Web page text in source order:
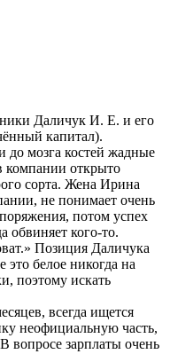
Даличук И. Е. и его
капитал).
до мозга костей жадные
компании открыто
сорта. Жена Ирина
не понимает очень
потом успех
обвиняет кого-то.
Позиция Даличука
это белое никогда на
поэтому искать
всегда ищется
неофициальную часть,
вопросе зарплаты очень